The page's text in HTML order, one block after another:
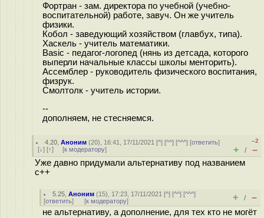
Фортран - зам. директора по учебной (учебно-
воспитательной) работе, завуч. Он же учитель
физики.
Кобол - заведующий хозяйством (главбух, типа).
Хаскель - учитель математики.
Basic - педагог-логопед (нянь из детсада, которого
выперли начальные классы школы менторить).
Ассемблер - руководитель физического воспитания,
физрук.
Смолтолк - учитель истории.
--
дополняем, не стесняемся.
4.20 ,Аноним (20), 16:41, 17/11/2021 [^] [^^] [^^^] [ответить]
[↓] [↑] [к модератору]
–2
+ / –
Уже давно придумали альтернативу под названием
c++
5.25 ,Аноним (15), 17:23, 17/11/2021 [^] [^^] [^^^]
[ответить] [к модератору] + / –
не альтернативу, а дополнение, для тех кто не могёт